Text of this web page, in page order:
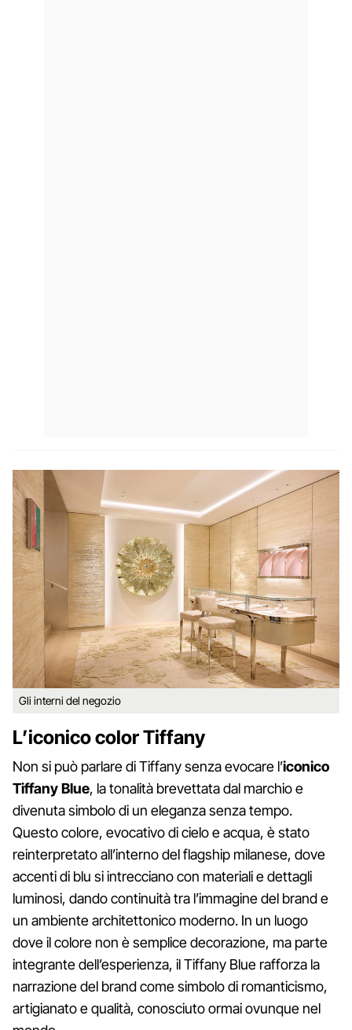
Gli interni del negozio
L’iconico color Tiffany
Non si può parlare di Tiffany senza evocare l’iconico
Tiffany Blue, la tonalità brevettata dal marchio e
divenuta simbolo di un eleganza senza tempo.
Questo colore, evocativo di cielo e acqua, è stato
reinterpretato all’interno del flagship milanese, dove
accenti di blu si intrecciano con materiali e dettagli
luminosi, dando continuità tra l’immagine del brand e
un ambiente architettonico moderno. In un luogo
dove il colore non è semplice decorazione, ma parte
integrante dell’esperienza, il Tiffany Blue rafforza la
narrazione del brand come simbolo di romanticismo,
artigianato e qualità, conosciuto ormai ovunque nel